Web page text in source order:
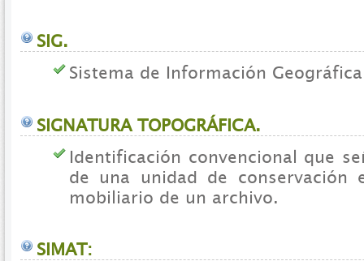
SIG.
Sistema de Información
SIGNATURA TOPOGRÁFICA.
Identificación convencional que
de una unidad de conservación
mobiliario de un archivo.
SIMAT: